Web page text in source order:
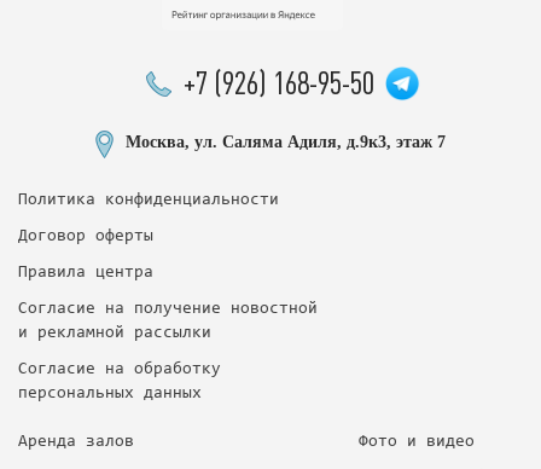
+7 (926) 168-95-50
Москва, ул. Саляма Адиля, д.9к3, этаж 7
Политика конфиденциальности
Договор оферты
Правила центра
Согласие на получение новостной
и рекламной рассылки
Согласие на обработку
персональных данных
Аренда залов Фото и видео